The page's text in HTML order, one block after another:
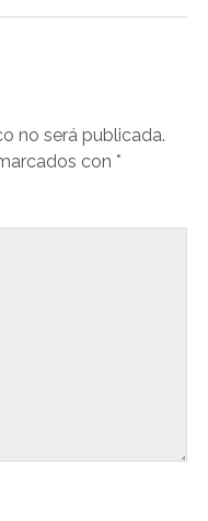
no será publicada.
con *